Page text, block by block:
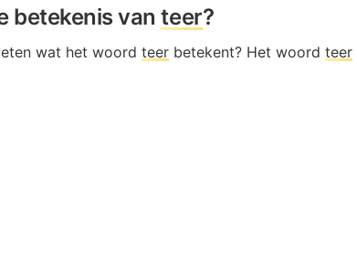
betekenis vanteer?
wat het woord teer betekent? Het woord teer